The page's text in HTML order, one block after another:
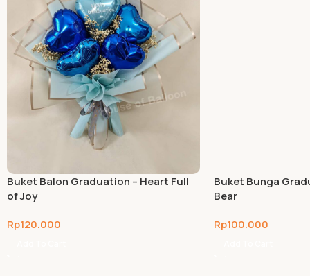
Buket Balon Graduation – Heart Full
of Joy
Rp120.000
Buket Bunga
Bear
Rp100.000